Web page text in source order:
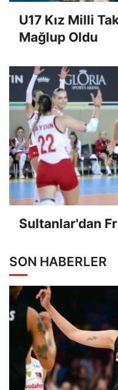
U17 Kız Milli
Mağlup Oldu
Sultanlar'dan
SON HABERLER